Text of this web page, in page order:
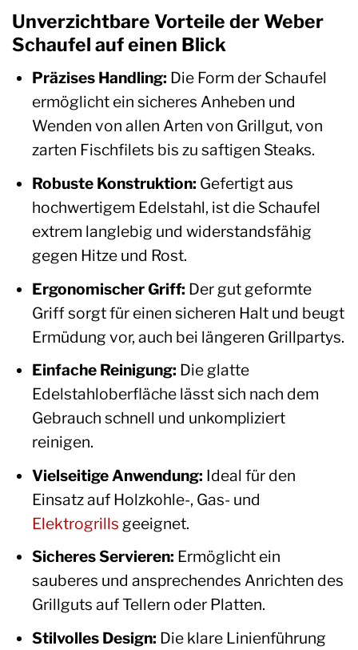
Unverzichtbare Vorteile der Weber
Schaufel auf einen Blick
Präzises Handling: Die Form der Schaufel
ermöglicht ein sicheres Anheben und
Wenden von allen Arten von Grillgut, von
zarten Fischfilets bis zu saftigen Steaks.
Robuste Konstruktion: Gefertigt aus
hochwertigem Edelstahl, ist die Schaufel
extrem langlebig und widerstandsfähig
gegen Hitze und Rost.
Ergonomischer Griff: Der gut geformte
Griff sorgt für einen sicheren Halt und beugt
Ermüdung vor, auch bei längeren Grillpartys.
Einfache Reinigung: Die glatte
Edelstahloberfläche lässt sich nach dem
Gebrauch schnell und unkompliziert
reinigen.
Vielseitige Anwendung: Ideal für den
Einsatz auf Holzkohle-, Gas- und
Elektrogrills geeignet.
Sicheres Servieren: Ermöglicht ein
sauberes und ansprechendes Anrichten des
Grillguts auf Tellern oder Platten.
Stilvolles Design: Die klare Linienführung